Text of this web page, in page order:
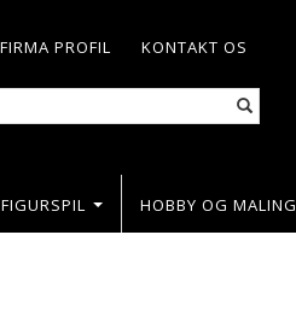
KONTAKT OS
FIRMA PROFIL
FIGURSPIL HOBBY OG MALING